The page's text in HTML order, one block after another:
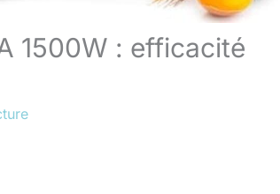
1500W : efficacité